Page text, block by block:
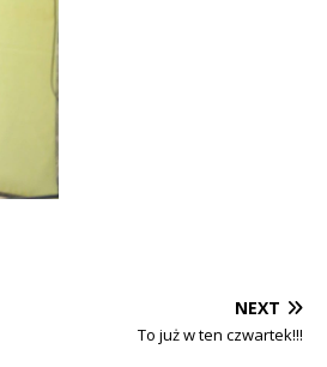
NEXT
To już w ten czwartek!!!